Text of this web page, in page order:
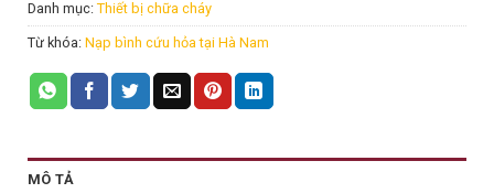
Danh mục: Thiết bị chữa cháy
Từ khóa: Nạp bình cứu hỏa tại Hà Nam
MÔ TẢ